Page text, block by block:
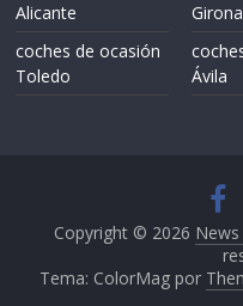
Alicante
coches de ocasión
Toledo
Girona
Ávila
Copyright © 2026
Tema: ColorMag por